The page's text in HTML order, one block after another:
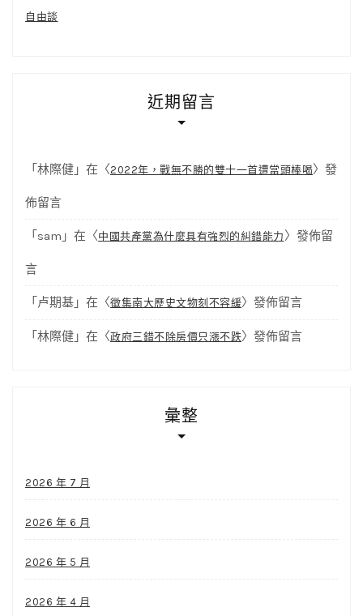
自由談
近期留言
「 林際健 」在〈2022年，戰無不勝的雙十一首遭當頭棒喝〉發
佈留言
「 sam 」在〈中國共產黨為什麼具有強烈的糾錯能力 〉發佈留
言
「 卢期基 」在〈徵集南大歷史文物刻不容緩〉發佈留言
「 林際健 」在〈政府三錯不除房價只漲不跌〉發佈留言
彙整
2026 年 7 月
2026 年 6 月
2026 年 5 月
2026 年 4 月